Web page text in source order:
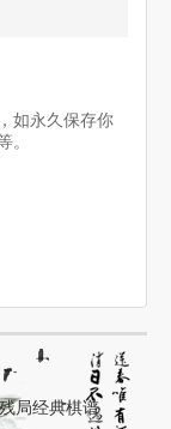
如永久保存你
。
局经典棋谱